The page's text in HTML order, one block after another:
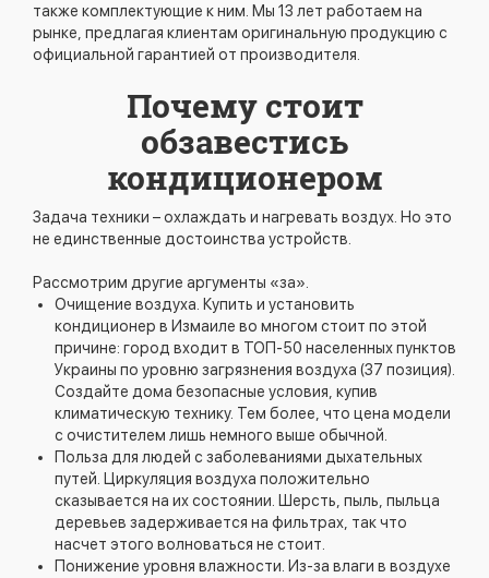
также комплектующие к ним. Мы 13 лет работаем на
рынке, предлагая клиентам оригинальную продукцию с
официальной гарантией от производителя.
Почему стоит
обзавестись
кондиционером
Задача техники – охлаждать и нагревать воздух. Но это
не единственные достоинства устройств.
Рассмотрим другие аргументы «за».
Очищение воздуха. Купить и установить
кондиционер в Измаиле во многом стоит по этой
причине: город входит в ТОП-50 населенных пунктов
Украины по уровню загрязнения воздуха (37 позиция).
Создайте дома безопасные условия, купив
климатическую технику. Тем более, что цена модели
с очистителем лишь немного выше обычной.
Польза для людей с заболеваниями дыхательных
путей. Циркуляция воздуха положительно
сказывается на их состоянии. Шерсть, пыль, пыльца
деревьев задерживается на фильтрах, так что
насчет этого волноваться не стоит.
Понижение уровня влажности. Из-за влаги в воздухе